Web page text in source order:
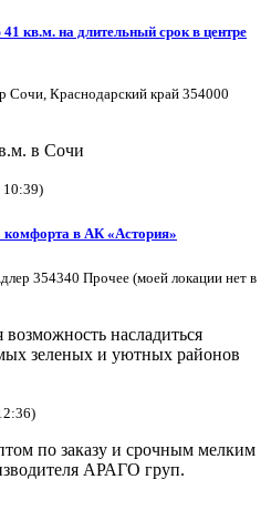
кв.м. на длительный срок в центре
Сочи, Краснодарский край 354000
в Сочи
10:39)
в АК «Астория»
354340 Прочее (моей локации нет в
насладиться
зеленых и уютных районов
по заказу и срочным мелким
АРАГО груп.